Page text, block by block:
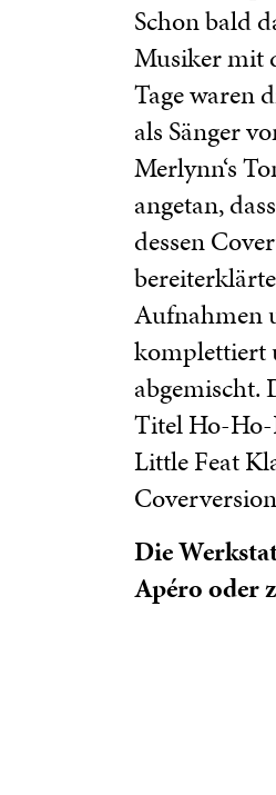
Schon bald
Musiker mit
Tage waren
als Sänger
Merlynn‘s
angetan,
dessen
Aufnahmen
komplettiert
abgemischt.
Titel Ho-Ho-
Little Feat
Die
Apéro oder